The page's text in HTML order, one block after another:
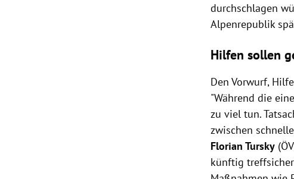
durchschlagen
Alpenrepublik
Hilfen sollen
Den Vorwurf,
"Während die
zu viel tun.
zwischen
Florian Tursky
künftig